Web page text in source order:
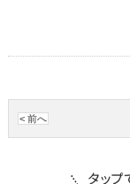
< 前へ